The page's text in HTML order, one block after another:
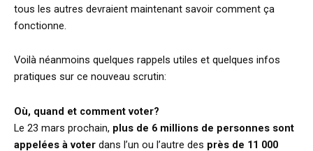
tous les autres devraient maintenant savoir comment ça
fonctionne.
Voilà néanmoins quelques rappels utiles et quelques infos
pratiques sur ce nouveau scrutin:
Où, quand et comment voter?
Le 23 mars prochain, plus de 6 millions de personnes sont
appelées à voter dans l’un ou l’autre des près de 11 000